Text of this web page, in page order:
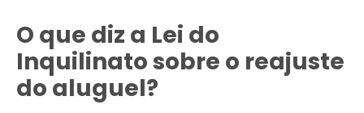
O que diz a Lei do
Inquilinato sobre o reajuste
do aluguel?